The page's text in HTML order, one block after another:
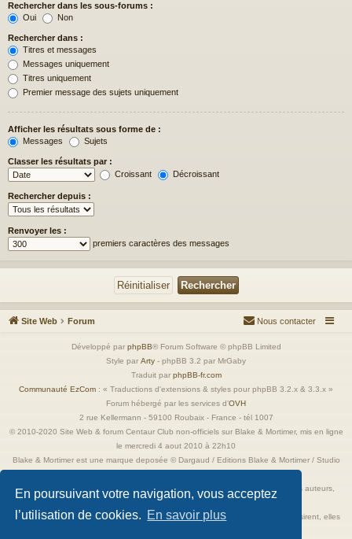
En poursuivant votre navigation, vous acceptez
l’utilisation de cookies. En savoir plus
Rechercher dans les sous-forums :
Oui
Non
Rechercher dans :
Titres et messages
Messages uniquement
Titres uniquement
Premier message des sujets uniquement
Afficher les résultats sous forme de :
Messages
Sujets
Classer les résultats par :
Croissant
Décroissant
Rechercher depuis :
Renvoyer les :
premiers caractères des messages
Site Web Forum Nous contacter
Développé par phpBB® Forum Software © phpBB Limited
Style par Arty - phpBB 3.2 par MrGaby
Traduit par phpBB-fr.com
Communauté EzCom : « Traductions d'extensions & styles pour phpBB 3.2.x & 3.3.x »
Forum hébergé par les services d’OVH
2 rue Kellermann - 59100 Roubaix - France - tél 1007
© 2010-2020 Site Web & forum Centaur Club non-officiels sur Blake & Mortimer, mis en ligne
le mercredi 4 aout 2010 à 22h10
Blake & Mortimer est une marque deposée © Dargaud / Editions Blake & Mortimer / Studio
Toutes les images incluses dans ces pages sont la propriété exclusive de leurs auteurs,
ayant droits et/ou éditeurs.
Elles ne sont ici qu'à titre de référence ou d'illustration. Si les propriétaires le désirent, elles